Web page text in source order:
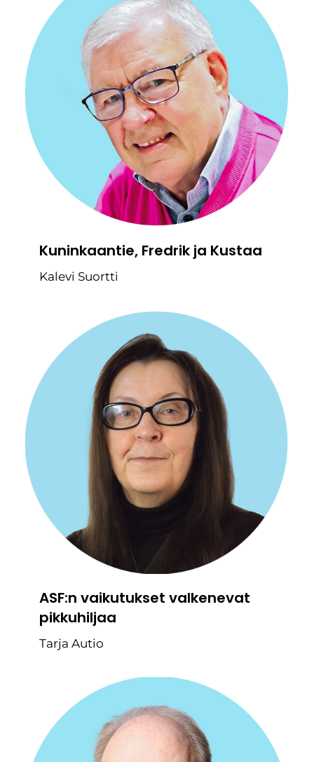
Kuninkaantie, Fredrik ja Kustaa
Kalevi Suortti
ASF:n vaikutukset valkenevat
pikkuhiljaa
Tarja Autio